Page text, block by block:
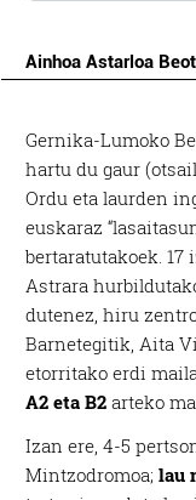
Ainhoa Astarloa
Gernika-Lumoko
hartu du gaur
Ordu eta laurden
euskaraz
bertaratutakoek. 17
Astrara
dutenez, hiru
Barnetegitik, Aita
etorritako erdi
A2 eta B2 arteko
Izan ere, 4-5
Mintzodromoa;lau